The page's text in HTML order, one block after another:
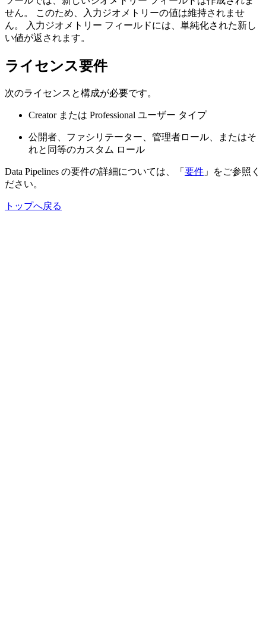
せん。 このため、入力ジオメトリーの値は維持されませ
ん。 入力ジオメトリー フィールドには、単純化された新し
い値が返されます。
ライセンス要件
次のライセンスと構成が必要です。
Creator または Professional ユーザー タイプ
公開者、ファシリテーター、管理者ロール、またはそ
れと同等のカスタム ロール
Data Pipelines の要件の詳細については、「 要件 」をご参照く
ださい。
トップへ戻る